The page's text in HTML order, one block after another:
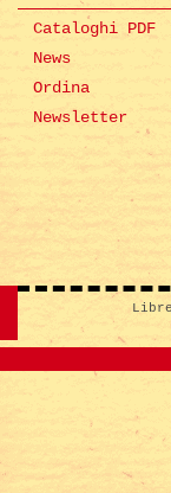
Cataloghi PDF
News
Ordina
Newsletter